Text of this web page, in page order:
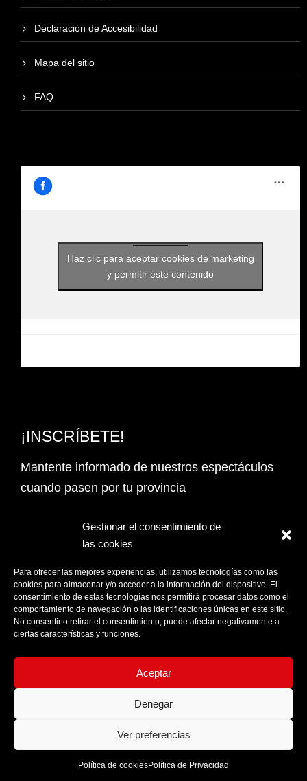
Gestionar el consentimiento de
las cookies
Para ofrecer las mejores experiencias, utilizamos tecnologías como las
cookies para almacenar y/o acceder a la información del dispositivo. El
consentimiento de estas tecnologías nos permitirá procesar datos como el
comportamiento de navegación o las identificaciones únicas en este sitio.
No consentir o retirar el consentimiento, puede afectar negativamente a
ciertas características y funciones.
Aceptar
Denegar
Ver preferencias
Política de cookiesPolítica de Privacidad
Declaración de Accesibilidad
Mapa del sitio
FAQ
Haz clic para aceptar cookies de marketing
y permitir este contenido
¡INSCRÍBETE!
Mantente informado de nuestros espectáculos
cuando pasen por tu provincia
Email Address*
PROVINCIA
Acepto laPolítica de privacidad